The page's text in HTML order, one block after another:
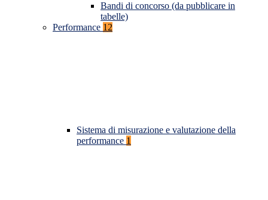
Bandi di concorso (da pubblicare in
tabelle)
Performance 12
Sistema di misurazione e valutazione della
performance 1